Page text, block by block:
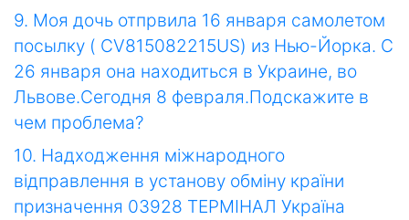
9. Моя дочь отпрвила 16 января самолетом
посылку ( CV815082215US) из Нью-Йорка. С
26 января она находиться в Украине, во
Львове.Сегодня 8 февраля.Подскажите в
чем проблема?
10. Надходження міжнародного
відправлення в установу обміну країни
призначення 03928 ТЕРМIНАЛ Україна